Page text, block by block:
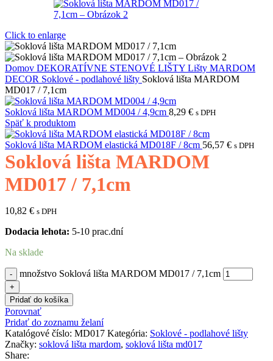
Click to enlarge
Domov DEKORATÍVNE STENOVÉ LIŠTY Lišty MARDOM
DECOR Soklové - podlahové lišty Soklová lišta MARDOM
MD017 / 7,1cm
Soklová lišta MARDOM MD004 / 4,9cm 8,29 € s DPH
Späť k produktom
Soklová lišta MARDOM elastická MD018F / 8cm 56,57 € s DPH
Soklová lišta MARDOM
MD017 / 7,1cm
10,82 € s DPH
Dodacia lehota: 5-10 prac.dní
Na sklade
množstvo Soklová lišta MARDOM MD017 / 7,1cm
Pridať do košíka
Porovnať
Pridať do zoznamu želaní
Katalógové číslo: MD017 Kategória: Soklové - podlahové lišty
Značky: soklová lišta mardom, soklová lišta md017
Share: